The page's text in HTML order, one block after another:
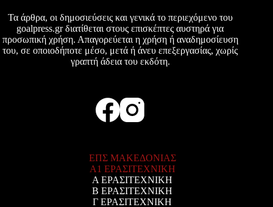
Τα άρθρα, οι δημοσιεύσεις και γενικά το περιεχόμενο του
goalpress.gr διατίθεται στους επισκέπτες αυστηρά για
προσωπική χρήση. Απαγορεύεται η χρήση ή αναδημοσίευση
του, σε οποιοδήποτε μέσο, μετά ή άνευ επεξεργασίας, χωρίς
γραπτή άδεια του εκδότη.
ΕΠΣ ΜΑΚΕΔΟΝΙΑΣ
Α1 ΕΡΑΣΙΤΕΧΝΙΚΗ
Α ΕΡΑΣΙΤΕΧΝΙΚΗ
Β ΕΡΑΣΙΤΕΧΝΙΚΗ
Γ ΕΡΑΣΙΤΕΧΝΙΚΗ